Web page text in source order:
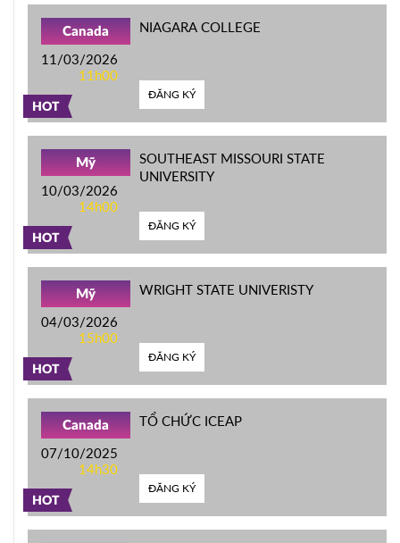
HOT
Canada
11/03/2026
11h00
NIAGARA COLLEGE
ĐĂNG KÝ
HOT
Mỹ
10/03/2026
14h00
SOUTHEAST MISSOURI STATE
UNIVERSITY
ĐĂNG KÝ
HOT
Mỹ
04/03/2026
15h00
WRIGHT STATE UNIVERISTY
ĐĂNG KÝ
HOT
Canada
07/10/2025
14h30
TỔ CHỨC ICEAP
ĐĂNG KÝ